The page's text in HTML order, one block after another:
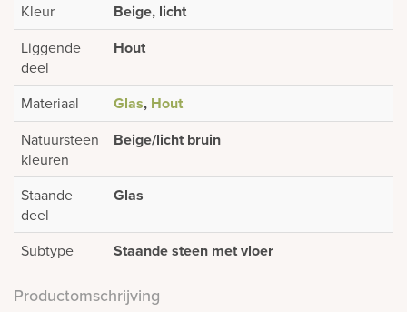
Kleur Beige, licht
Liggende
deel
Hout
Materiaal Glas, Hout
Natuursteen
kleuren
Beige/licht bruin
Staande
deel
Glas
Subtype Staande steen met vloer
Productomschrijving